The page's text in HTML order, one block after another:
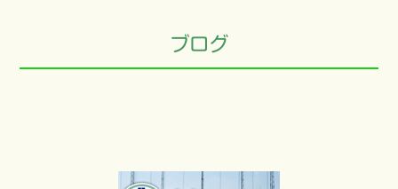
ブログ